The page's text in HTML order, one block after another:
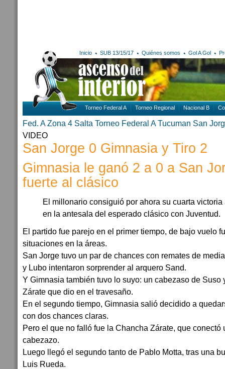
Inicio SUB 13/15/17 Quiénes somos Gol A Gol
Torneo Federal A Torneo Regional Nacional B
Fed. A Zona 4 Salta Torneo Federal A Tucuman San
VIDEO
San Jorge 0 Gimnasia y Tiro 2
Gimnasia le ganó 2 a 0 a San
fuerte al clásico
El millonario consiguió por ahora su cuarta
en la antesala del esperado clásico con Juventud.
El partido fue parejo en el primer tiempo, de bajo vuelo
situaciones en la áreas.
San Jorge tuvo un par de chances con remates de
y Lubo intentaron sorprender al arquero Sand.
Y Gimnasia también tuvo lo suyo: un cabezaso de Suso
Zárate que dio en el travesaño.
En el segundo tiempo, Gimnasia salió decidido a
con dos chances claras.
Pero el que no falló fue la Chancha Zárate, que conectó
cabezazo.
Luego llegó el segundo tanto de Pablo Motta, tras una
Luis Rueda.